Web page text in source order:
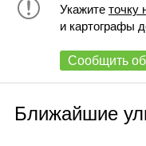
Укажите точку
и картографы
Сообщить
Ближайшие